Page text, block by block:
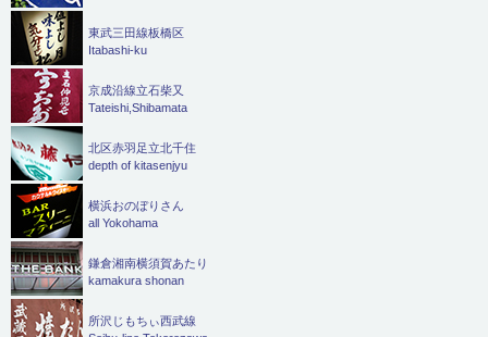
東武三田線板橋区
Itabashi-ku
京成沿線立石柴又
Tateishi,Shibamata
北区赤羽足立北千住
depth of kitasenjyu
横浜おのぼりさん
all Yokohama
鎌倉湘南横須賀あたり
kamakura shonan
所沢じもちぃ西武線